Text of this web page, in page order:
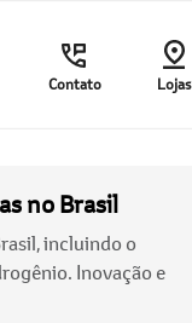
Contato Lojas
no Brasil
incluindo o
Inovação e